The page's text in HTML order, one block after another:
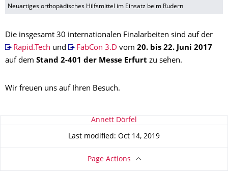
Neuartiges orthopädisches Hilfsmittel im Einsatz beim Rudern
Die insgesamt 30 internationalen Finalarbeiten sind auf der
Rapid.Tech und FabCon 3.D vom 20. bis 22. Juni 2017
auf dem Stand 2-401 der Messe Erfurt zu sehen.
Wir freuen uns auf Ihren Besuch.
About this page Annett Dörfel
Last modified: Oct 14, 2019
Page Actions